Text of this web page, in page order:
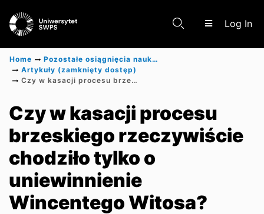
Log In
Communities & Collections
Scientific research results
Home
Pozostałe osiągnięcia naukowe
Artykuły (zamknięty dostęp)
Czy w kasacji procesu brzeskiego rzeczywiście chodziło tylko o uniewinnienie Wincentego Witosa? Glosa do wyroku SN z 25.05.2023 r., II KK 453/22
Czy w kasacji procesu
brzeskiego rzeczywiście
chodziło tylko o
uniewinnienie
Wincentego Witosa?